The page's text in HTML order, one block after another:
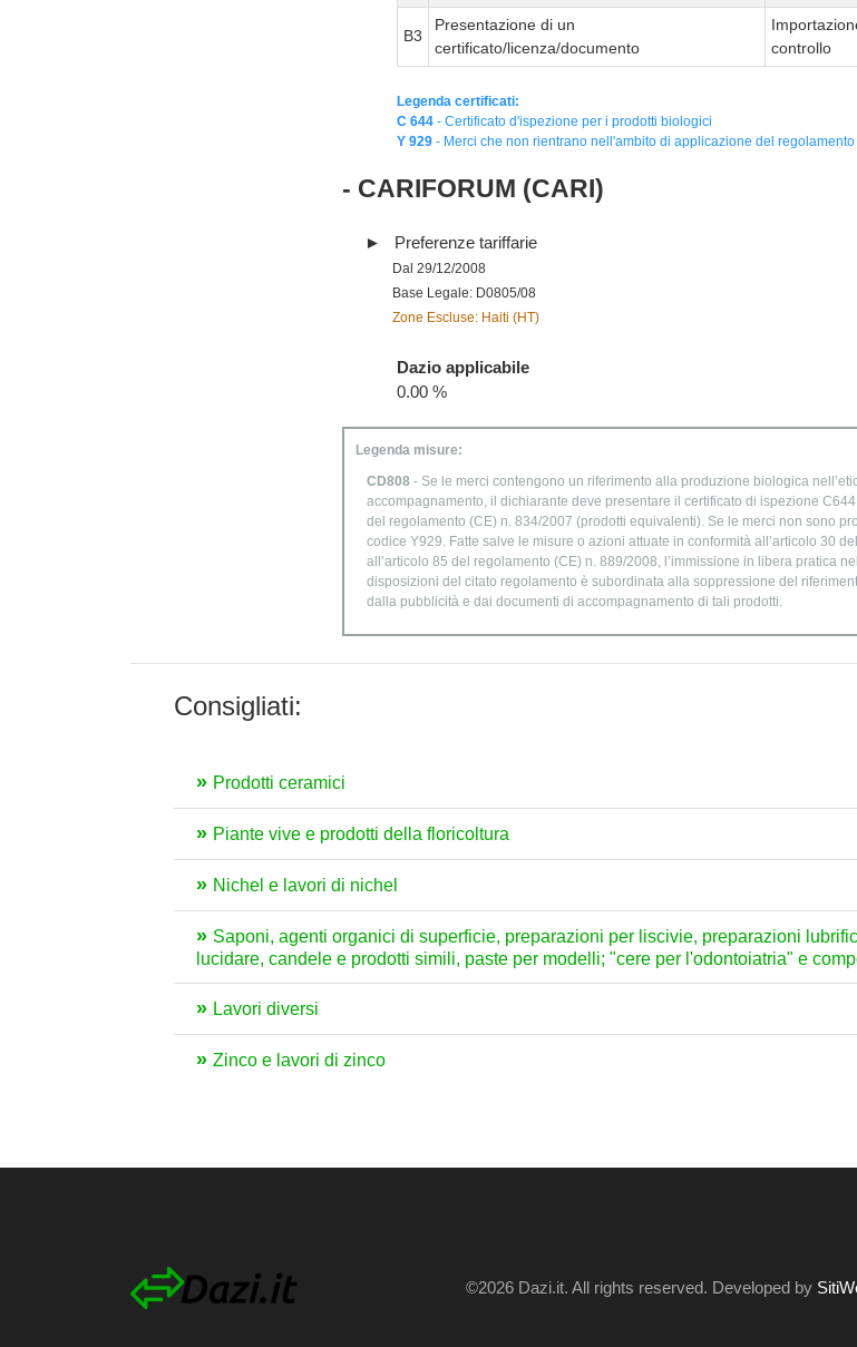
B3
Presentazione di un
certificato/licenza/documento
controllo
Legenda certificati:
C 644 - Certificato d'ispezione per i prodotti biologici
Y 929 - Merci che non rientrano nell'ambito di applicazione del
- CARIFORUM (CARI)
Preferenze tariffarie
Dal 29/12/2008
Base Legale: D0805/08
Zone Escluse: Haiti (HT)
Dazio applicabile
0.00 %
Legenda misure:
CD808 - Se le merci contengono un riferimento alla produzione biologica
accompagnamento, il dichiarante deve presentare il certificato di ispezione
del regolamento (CE) n. 834/2007 (prodotti equivalenti). Se le merci non sono
codice Y929. Fatte salve le misure o azioni attuate in conformità all’articolo 30
all’articolo 85 del regolamento (CE) n. 889/2008, l’immissione in libera pratica
disposizioni del citato regolamento è subordinata alla soppressione del
dalla pubblicità e dai documenti di accompagnamento di tali prodotti.
Consigliati:
Prodotti ceramici
Piante vive e prodotti della floricoltura
Nichel e lavori di nichel
Saponi, agenti organici di superficie, preparazioni per liscivie, preparazioni
lucidare, candele e prodotti simili, paste per modelli; "cere per l'odontoiatria" e
Lavori diversi
Zinco e lavori di zinco
©2026 Dazi.it. All rights reserved. Developed by